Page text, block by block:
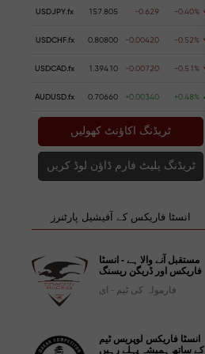
USDJPY.fx 157.805 -0.629 -0.40%
USDCHF.fx 0.80800 -0.00420 -0.52%
USDCAD.fx 1.39410 -0.00720 -0.51%
AUDUSD.fx 0.70660 +0.00340 +0.48%
ٹریڈنگ اکاؤنٹ کھولیں
ٹریڈنگ پلیٹ فارم ڈاؤن لوڈ کریں
انسٹا فاریکس کے آفیشیل پارٹنرز
مستقبل آنے والا ہے - انسٹا
فاریکس اور ڈریگن ریسنگ
فارمولہ کی ٹیم - ای
انسٹا فاریکس لوپریس ٹیم
کے ساتھ ہمیشہ پہلے رہیں